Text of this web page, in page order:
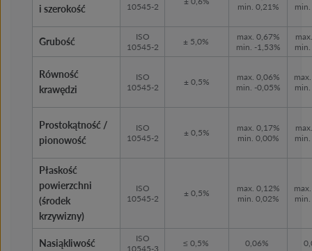
i szerokość
10545-2
min. 0,21%
Grubość
ISO
10545-2
± 5,0%
max. 0,67%
min. -1,53%
Równość
krawędzi
ISO
10545-2
± 0,5%
max. 0,06%
min. -0,05%
Prostokątność /
pionowość
ISO
10545-2
± 0,5%
max. 0,17%
min. 0,00%
Płaskość
powierzchni
(środek
krzywizny)
ISO
10545-2
± 0,5%
max. 0,12%
min. 0,02%
Nasiąkliwość
ISO
10545-3
≤ 0,5% 0,06%